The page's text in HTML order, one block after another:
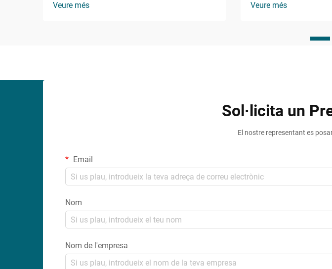
manteniment ha presenciat grans
Veure més
adequat per al
professional i un
Veure més
Sol·licita un
El nostre representant es
Email
Nom
Nom de l'empresa